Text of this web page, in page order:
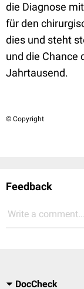
die Diagnose
für den
dies und steht
und die Chance
Jahrtausend.
© Copyright
Feedback
Write a comment...
DocCheck